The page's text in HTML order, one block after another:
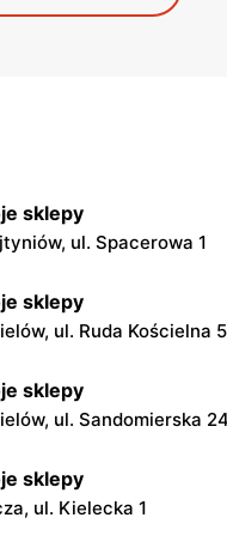
sklepy
ul. Spacerowa 1
sklepy
ul. Ruda Kościelna
sklepy
ul. Sandomierska
sklepy
ul. Kielecka 1